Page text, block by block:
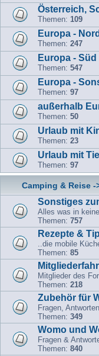
Österreich,
Themen: 109
Europa - Nord
Themen: 247
Europa - Süd
Themen: 547
Europa -
Themen: 97
außerhalb
Themen: 50
Urlaub mit
Themen: 23
Urlaub mit
Themen: 97
Camping & Reise
Sonstiges
Alles was in
Themen: 757
Rezepte &
..die mobile
Themen: 85
Mitglieder des
Themen: 218
Zubehör für
Fragen,
Themen: 349
Womo und
Fragen &
Themen: 840